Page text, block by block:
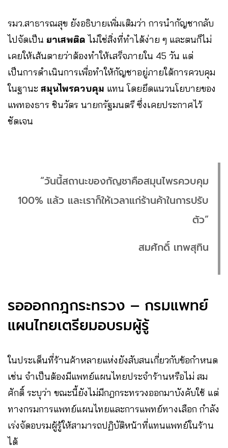
รมว.สาธารณสุข ยังอธิบายเพิ่มเติมว่า การนำกัญชากลับ
ไปจัดเป็น ยาเสพติด ไม่ใช่สิ่งที่ทำได้ง่าย ๆ และตนก็ไม่
เคยให้เส้นตายว่าต้องทำให้เสร็จภายใน 45 วัน แต่
เป็นการดำเนินการเพื่อทำให้กัญชาอยู่ภายใต้การควบคุม
ในฐานะ สมุนไพรควบคุม แทน โดยยึดแนวนโยบายของ
แพทองธาร ชินวัตร นายกรัฐมนตรี ซึ่งเคยประกาศไว้
ชัดเจน
“วันนี้สถานะของกัญชาคือสมุนไพรควบคุม
100% แล้ว และเราก็ให้เวลาแก่ร้านค้าในการปรับ
ตัว”
สมศักดิ์ เทพสุทิน
รอออกกฎกระทรวง – กรมแพทย์
แผนไทยเตรียมอบรมผู้รู้
ในประเด็นที่ร้านค้าหลายแห่งยังสับสนเกี่ยวกับข้อกำหนด
เช่น จำเป็นต้องมีแพทย์แผนไทยประจำร้านหรือไม่ สม
ศักดิ์ ระบุว่า ขณะนี้ยังไม่มีกฎกระทรวงออกมาบังคับใช้ แต่
ทางกรมการแพทย์แผนไทยและการแพทย์ทางเลือก กำลัง
เร่งจัดอบรมผู้รู้ให้สามารถปฏิบัติหน้าที่แทนแพทย์ในร้าน
ได้